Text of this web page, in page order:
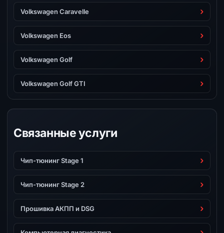
Volkswagen Caravelle
Volkswagen Eos
Volkswagen Golf
Volkswagen Golf GTI
Связанные услуги
Чип-тюнинг Stage 1
Чип-тюнинг Stage 2
Прошивка АКПП и DSG